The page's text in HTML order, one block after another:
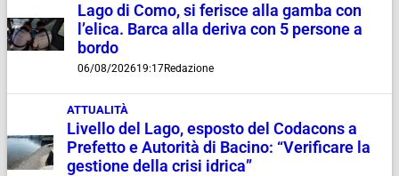
Lago di Como, si ferisce alla gamba con
l’elica. Barca alla deriva con 5 persone a
bordo
06/08/202619:17Redazione
ATTUALITÀ
Livello del Lago, esposto del Codacons a
Prefetto e Autorità di Bacino: “Verificare la
gestione della crisi idrica”